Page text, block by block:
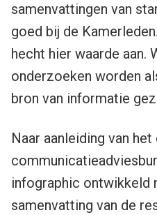
samenvattingen van
goed bij de
hecht hier waarde aan.
onderzoeken worden
bron van informatie
Naar aanleiding van
infographic ontwikkeld
samenvatting van de